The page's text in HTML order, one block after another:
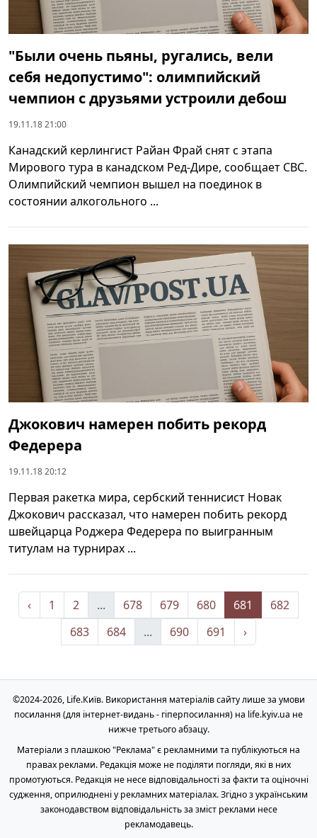
"Были очень пьяны, ругались, вели
себя недопустимо": олимпийский
чемпион с друзьями устроили дебош
19.11.18 21:00
Канадский керлингист Райан Фрай снят с этапа
Мирового тура в канадском Ред-Дире, сообщает CBC.
Олимпийский чемпион вышел на поединок в
состоянии алкогольного ...
Джокович намерен побить рекорд
Федерера
19.11.18 20:12
Первая ракетка мира, сербский теннисист Новак
Джокович рассказал, что намерен побить рекорд
швейцарца Роджера Федерера по выигранным
титулам на турнирах ...
‹ 1 2 ... 678 679 680 681
682
683
684 ... 690 691 ›
©2024-2026, Life.Київ. Використання матеріалів сайту лише за умови
посилання (для інтернет-видань - гіперпосилання) на life.kyiv.ua не
нижче третього абзацу.
Матеріали з плашкою "Реклама" є рекламними та публікуються на
правах реклами. Редакція може не поділяти погляди, які в них
промотуються. Редакція не несе відповідальності за факти та оціночні
судження, оприлюднені у рекламних матеріалах. Згідно з українським
законодавством відповідальність за зміст реклами несе
рекламодавець.